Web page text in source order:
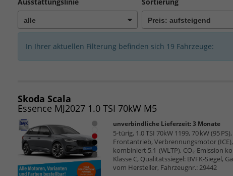
Ausstattungslinie Sortierung
In Ihrer aktuellen Filterung befinden sich 19 Fahrzeuge:
Skoda Scala
Essence MJ2027 1.0 TSI 70kW M5
unverbindliche Lieferzeit:3 Monate
5-türig, 1.0 TSI 70kW 1199, 70 kW (95
Frontantrieb, Verbrennungsmotor
kombiniert 5,1 (WLTP), CO₂-Emission
Klasse C, Qualitätssiegel: BVFK-Siegel,
vom Hersteller, Fahrzeugnr.: 29442